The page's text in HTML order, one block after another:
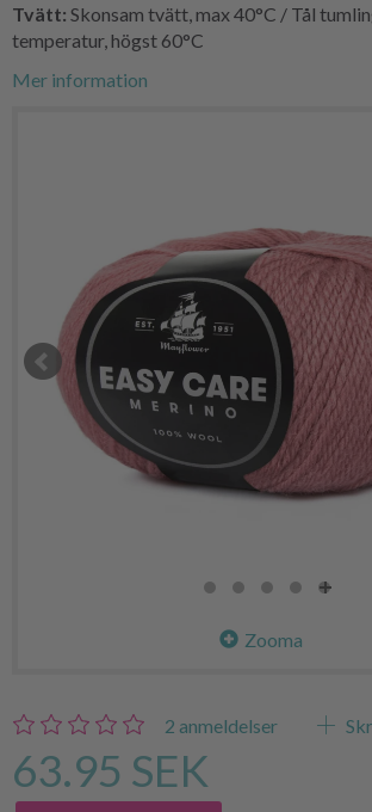
Tvätt: Skonsam tvätt, max 40°C / Tål
temperatur, högst 60°C
Mer information
Zooma
2 anmeldelser
63.95 SEK